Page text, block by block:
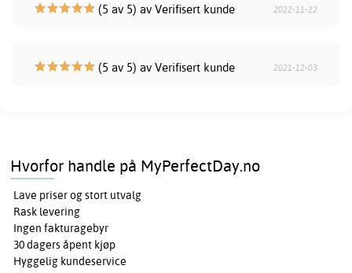
(5 av 5) av Verifisert kunde 2022-11-22
(5 av 5) av Verifisert kunde 2021-12-03
Hvorfor handle på MyPerfectDay.no
Lave priser og stort utvalg
Rask levering
Ingen fakturagebyr
30 dagers åpent kjøp
Hyggelig kundeservice